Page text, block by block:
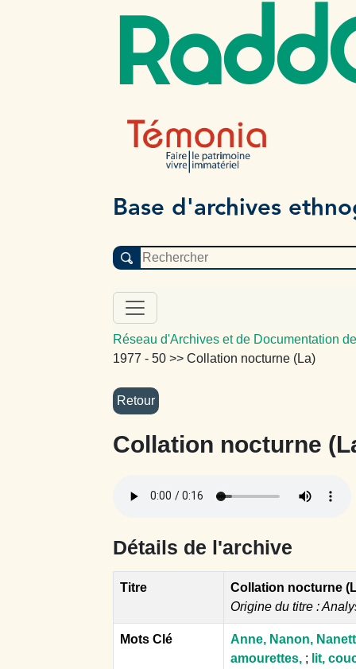
Base d'archives
Réseau d'Archives et de Documentation
1977 - 50 >> Collation nocturne (La)
Collation nocturne
Détails de l'archive
Titre
Collation nocturne
Origine du titre :
Mots Clé
Anne, Nanon,
amourettes, ; lit,